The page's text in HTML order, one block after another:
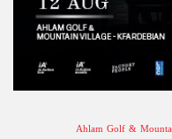
Ahlam Golf &